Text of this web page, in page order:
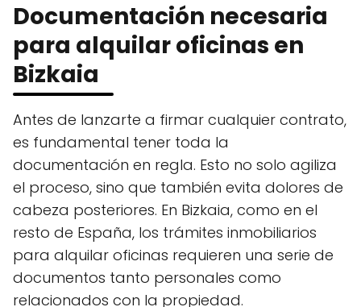
Documentación necesaria
para alquilar oficinas en
Bizkaia
Antes de lanzarte a firmar cualquier contrato,
es fundamental tener toda la
documentación en regla. Esto no solo agiliza
el proceso, sino que también evita dolores de
cabeza posteriores. En Bizkaia, como en el
resto de España, los trámites inmobiliarios
para alquilar oficinas requieren una serie de
documentos tanto personales como
relacionados con la propiedad.